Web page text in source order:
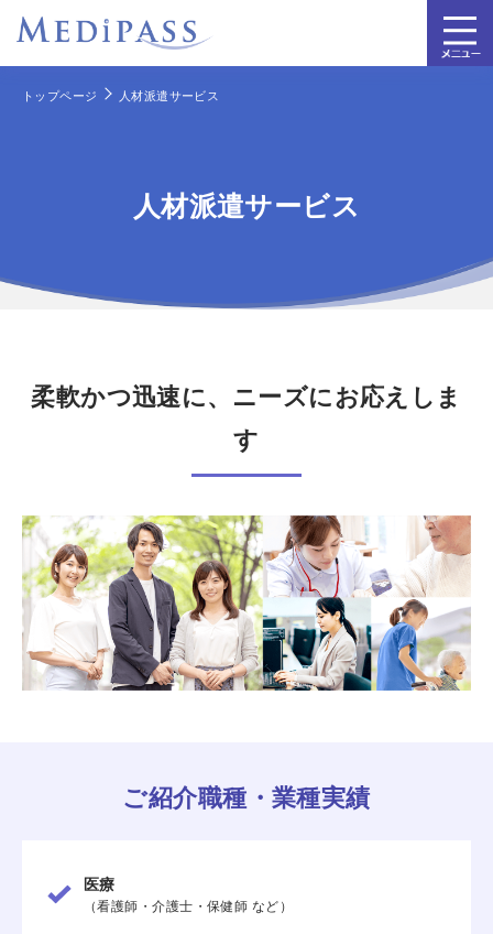
トップページ 人材派遣サービス
人材派遣サービス
柔軟かつ迅速に、ニーズにお応えしま
す
ご紹介職種・業種実績
医療
（看護師・介護士・保健師 など）